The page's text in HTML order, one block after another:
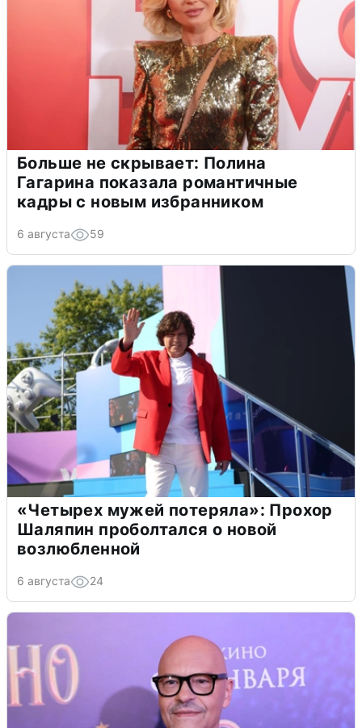
Больше не скрывает: Полина
Гагарина показала романтичные
кадры с новым избранником
6 августа 59
«Четырех мужей потеряла»: Прохор
Шаляпин проболтался о новой
возлюбленной
6 августа 24